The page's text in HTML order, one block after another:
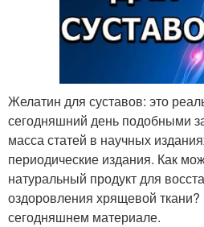
Желатин для суставов: это
сегодняшний день подобными
масса статей в научных
периодические издания. Как
натуральный продукт для
оздоровления хрящевой
сегодняшнем материале.